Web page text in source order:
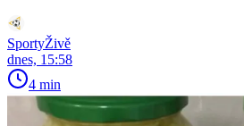
SportyŽivě
dnes, 15:58
4 min